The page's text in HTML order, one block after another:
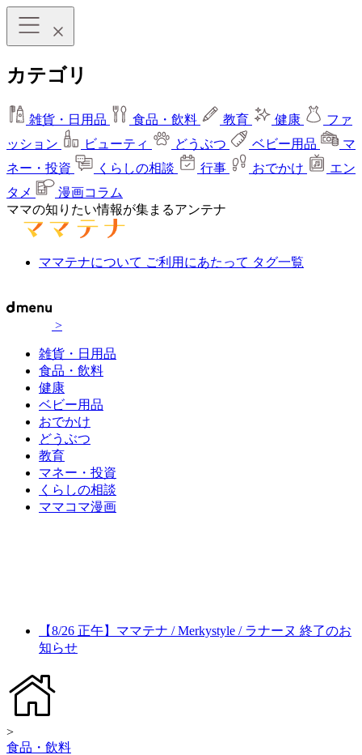
カテゴリ
雑貨・日用品 食品・飲料 教育 健康
ファ
ッション
ビューティ どうぶつ ベビー用品
マ
ネー・投資
くらしの相談 行事 おでかけ
エン
タメ
漫画コラム
ママの知りたい情報が集まるアンテナ
ママテナについて ご利用にあたって タグ一覧
>
雑貨・日用品
食品・飲料
健康
ベビー用品
おでかけ
どうぶつ
教育
マネー・投資
くらしの相談
ママコマ漫画
【8/26 正午】ママテナ / Merkystyle / ラナーヌ 終了のお
知らせ
>
食品・飲料